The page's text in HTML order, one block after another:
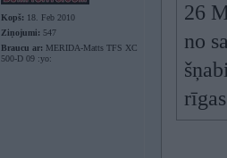
Kopš: 18. Feb 2010
Ziņojumi: 547
Braucu ar: MERIDA-Matts TFS XC
500-D 09 :yo:
26
no